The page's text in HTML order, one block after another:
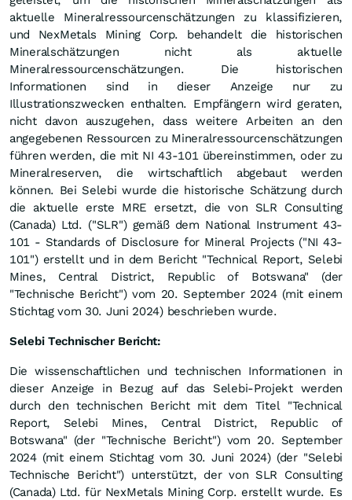
aktuelle Mineralressourcenschätzungen zu klassifizieren,
und NexMetals Mining Corp. behandelt die historischen
Mineralschätzungen nicht als aktuelle
Mineralressourcenschätzungen. Die historischen
Informationen sind in dieser Anzeige nur zu
Illustrationszwecken enthalten. Empfängern wird geraten,
nicht davon auszugehen, dass weitere Arbeiten an den
angegebenen Ressourcen zu Mineralressourcenschätzungen
führen werden, die mit NI 43-101 übereinstimmen, oder zu
Mineralreserven, die wirtschaftlich abgebaut werden
können. Bei Selebi wurde die historische Schätzung durch
die aktuelle erste MRE ersetzt, die von SLR Consulting
(Canada) Ltd. ("SLR") gemäß dem National Instrument 43-
101 - Standards of Disclosure for Mineral Projects ("NI 43-
101") erstellt und in dem Bericht "Technical Report, Selebi
Mines, Central District, Republic of Botswana" (der
"Technische Bericht") vom 20. September 2024 (mit einem
Stichtag vom 30. Juni 2024) beschrieben wurde.
Selebi Technischer Bericht:
Die wissenschaftlichen und technischen Informationen in
dieser Anzeige in Bezug auf das Selebi-Projekt werden
durch den technischen Bericht mit dem Titel "Technical
Report, Selebi Mines, Central District, Republic of
Botswana" (der "Technische Bericht") vom 20. September
2024 (mit einem Stichtag vom 30. Juni 2024) (der "Selebi
Technische Bericht") unterstützt, der von SLR Consulting
(Canada) Ltd. für NexMetals Mining Corp. erstellt wurde. Es